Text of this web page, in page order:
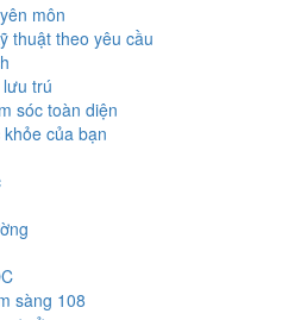
môn
thuật theo yêu cầu
trú
sóc toàn diện
của bạn
sàng 108